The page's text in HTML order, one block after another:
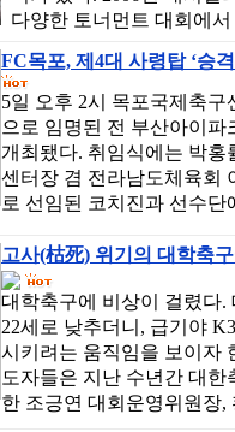
다양한 토너먼트 대회에
FC목포, 제4대 사령탑 ‘승
5일 오후 2시 목포국제축
으로 임명된 전 부산아이
개최됐다. 취임식에는 박
센터장 겸 전라남도체육회
로 선임된 코치진과 선수
고사(枯死) 위기의 대학축
대학축구에 비상이 걸렸다.
22세로 낮추더니, 급기야
시키려는 움직임을 보이자
도자들은 지난 수년간 대
한 조긍연 대회운영위원장